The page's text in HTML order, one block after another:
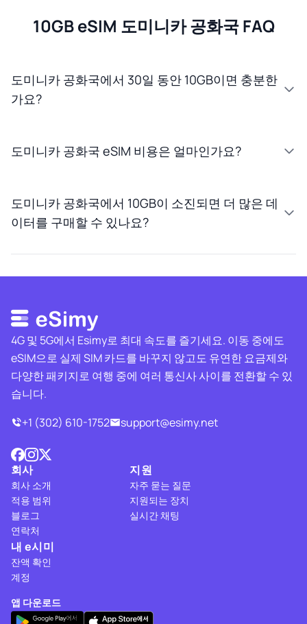
10GB eSIM 도미니카 공화국 FAQ
도미니카 공화국에서 30일 동안 10GB이면 충분한
가요?
도미니카 공화국 eSIM 비용은 얼마인가요?
도미니카 공화국에서 10GB이 소진되면 더 많은 데
이터를 구매할 수 있나요?
4G 및 5G에서 Esimy로 최대 속도를 즐기세요. 이동 중에도
eSIM으로 실제 SIM 카드를 바꾸지 않고도 유연한 요금제와
다양한 패키지로 여행 중에 여러 통신사 사이를 전환할 수 있
습니다.
+1 (302) 610-1752
support@esimy.net
회사
회사 소개
적용 범위
블로그
연락처
지원
자주 묻는 질문
지원되는 장치
실시간 채팅
내 e시미
잔액 확인
계정
앱 다운로드